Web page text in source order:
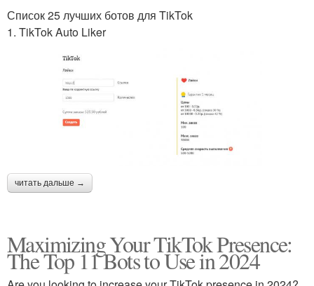
Список 25 лучших ботов для TikTok
1. TikTok Auto Liker
читать дальше →
Maximizing Your TikTok Presence:
The Top 11 Bots to Use in 2024